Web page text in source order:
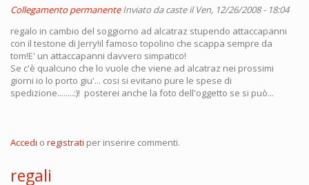
Collegamento permanente Inviato dacasteil Ven, 12/26/2008 - 18:04
regalo in cambio del soggiorno ad alcatraz stupendo attaccapanni
con il testone di Jerry!il famoso topolino che scappa sempre da
tom!E' un attaccapanni davvero simpatico!
Se c'è qualcuno che lo vuole che viene ad alcatraz nei prossimi
giorni io lo porto giu'... cosi si evitano pure le spese di
spedizione........:)! posterei anche la foto dell'oggetto se si può...
Accedi o registrati per inserire commenti.
regali